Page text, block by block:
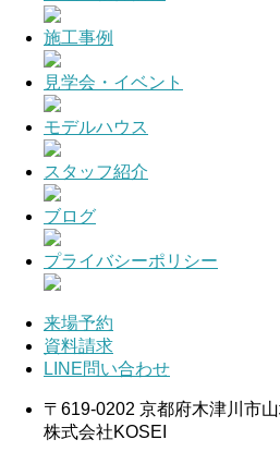
施工事例
見学会・イベント
モデルハウス
スタッフ紹介
ブログ
プライバシーポリシー
来場予約
資料請求
LINE問い合わせ
〒619-0202 京都府木津川市
株式会社KOSEI